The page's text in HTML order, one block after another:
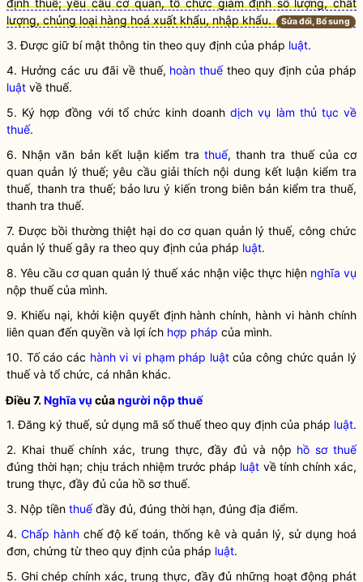
định thuế; yêu cầu cơ quan, tổ chức giám định số lượng, chất
lượng, chủng loại hàng hoá xuất khẩu, nhập khẩu.
Sửa đổi, Bổ sung
3. Được giữ bí mật thông tin theo quy định của pháp luật.
4. Hưởng các ưu đãi về thuế, hoàn thuếtheo quy định của pháp
luật về thuế.
5. Ký hợp đồng với tổ chức kinh doanhdịch vụ làm thủ tục về
thuế.
6. Nhận văn bản kết luận kiểm tra thuế, thanh tra thuếcủa cơ
quan quản lý thuế; yêu cầu giải thích nội dung kết luận kiểm tra
thuế, thanh trathuế; bảo lưu ý kiến trong biên bản kiểm trathuế,
thanh tra thuế.
7. Được bồi thường thiệt hại do cơ quan quản lý thuế, công chức
quản lý thuế gây ra theo quy định của pháp luật.
8. Yêu cầu cơ quan quản lý thuế xác nhận việc thực hiện nghĩa vụ
nộp thuế của mình.
9. Khiếu nại, khởi kiện quyết định hành chính, hành vi hành chính
liên quan đến quyền và lợi ích hợp pháp của mình.
10. Tố cáo các hành vi vi phạm pháp luậtcủa công chức quản lý
thuế và tổ chức, cá nhân khác.
Điều 7.Nghĩa vụ củangười nộp thuế
1. Đăng ký thuế, sử dụng mã số thuế theo quy định của pháp luật.
2. Khai thuế chính xác, trung thực, đầy đủ và nộp hồ sơ thuế
đúng thời hạn; chịu trách nhiệm trước pháp luật về tính chính xác,
trung thực, đầy đủ của hồ sơ thuế.
3. Nộp tiền thuếđầy đủ, đúng thời hạn, đúng địa điểm.
4. Chấp hành chế độ kế toán, thống kê và quản lý, sử dụng hoá
đơn, chứng từ theo quy định của pháp luật.
5. Ghi chép chính xác, trung thực, đầy đủ những hoạt động phát